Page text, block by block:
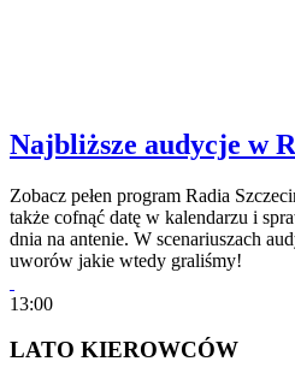
Najbliższe audycje w
Zobacz pełen program Radia
także cofnąć datę w kalendarzu i
dnia na antenie. W scenariuszach
uworów jakie wtedy graliśmy!
13:00
LATO KIEROWCÓW